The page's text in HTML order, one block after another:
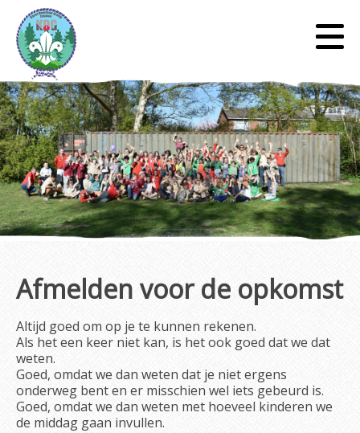
Afmelden voor de opkomst
Altijd goed om op je te kunnen rekenen.
Als het een keer niet kan, is het ook goed dat we dat
weten.
Goed, omdat we dan weten dat je niet ergens
onderweg bent en er misschien wel iets gebeurd is.
Goed, omdat we dan weten met hoeveel kinderen we
de middag gaan invullen.